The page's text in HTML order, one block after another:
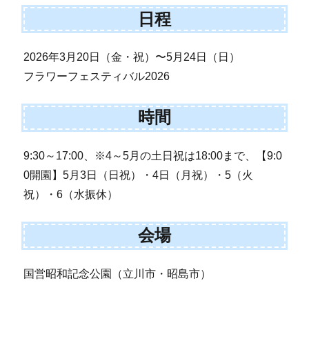
日程
2026年3月20日（金・祝）〜5月24日（日）
フラワーフェスティバル2026
時間
9:30～17:00、※4～5月の土日祝は18:00まで、【9:0
0開園】5月3日（日祝）・4日（月祝）・5（火
祝）・6（水振休）
会場
国営昭和記念公園（立川市・昭島市）